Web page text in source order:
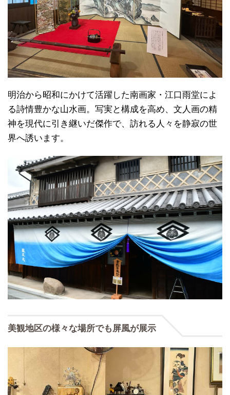
明治から昭和にかけて活躍した南画家・江口雨堂によ
る詩情豊かな山水画。写実と構成を高め、文人画の精
神を現代に引き継いだ傑作で、訪れる人々を静寂の世
界へ誘います。
美観地区の様々な場所でも屏風が展示